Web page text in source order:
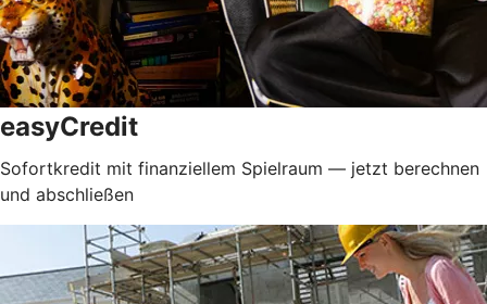
easyCredit
Sofortkredit mit finanziellem Spielraum — jetzt berechnen
und abschließen